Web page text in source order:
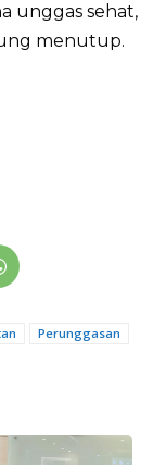
unggas sehat,
menutup.
Perunggasan